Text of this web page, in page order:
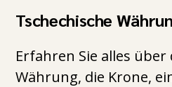
Tschechische
Erfahren Sie alles über
Währung, die Krone,